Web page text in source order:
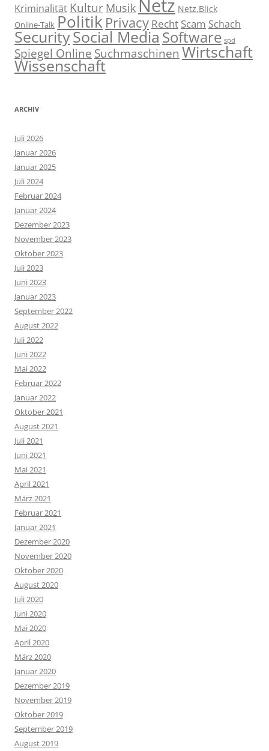
Kriminalität Kultur Musik Netz Netz.Blick
Online-Talk Politik Privacy Recht Scam Schach
SecuritySocial Media Software spd
Spiegel Online Suchmaschinen Wirtschaft
Wissenschaft
ARCHIV
Juli 2026
Januar 2026
Januar 2025
Juli 2024
Februar 2024
Januar 2024
Dezember 2023
November 2023
Oktober 2023
Juli 2023
Juni 2023
Januar 2023
September 2022
August 2022
Juli 2022
Juni 2022
Mai 2022
Februar 2022
Januar 2022
Oktober 2021
August 2021
Juli 2021
Juni 2021
Mai 2021
April 2021
März 2021
Februar 2021
Januar 2021
Dezember 2020
November 2020
Oktober 2020
August 2020
Juli 2020
Juni 2020
Mai 2020
April 2020
März 2020
Januar 2020
Dezember 2019
November 2019
Oktober 2019
September 2019
August 2019